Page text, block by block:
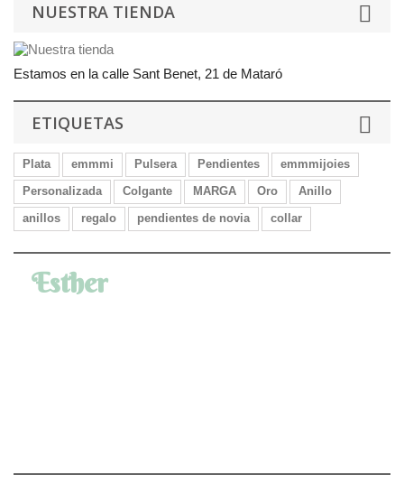
NUESTRA TIENDA
Estamos en la calle Sant Benet, 21 de Mataró
ETIQUETAS
Plata emmmi Pulsera Pendientes
emmmijoies
Personalizada
Colgante MARGA Oro
Anillo
anillos
regalo pendientes de novia collar
Esther